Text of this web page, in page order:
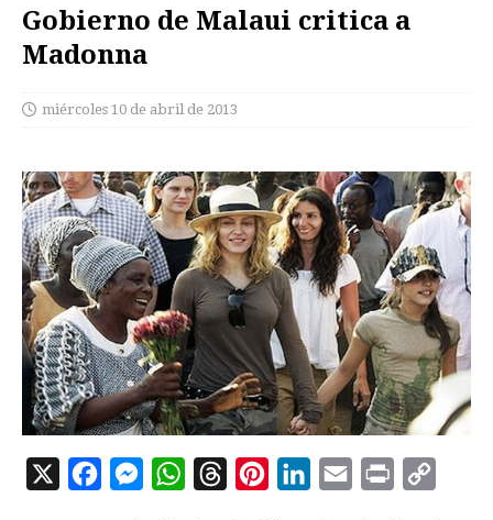
Gobierno de Malaui critica a
Madonna
miércoles 10 de abril de 2013
X
M
W